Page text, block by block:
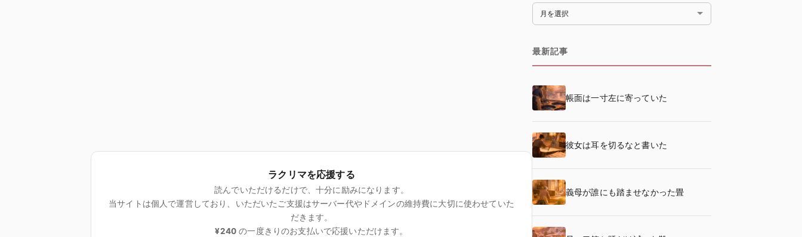
ラクリマを応援する
読んでいただけるだけで、十分に励みになります。
当サイトは個人で運営しており、いただいたご支援はサーバー代やドメインの維持費に大切に使わせていた
だきます。
¥240 の一度きりのお支払いで応援いただけます。
月別アーカイブ
最新記事
帳面は一寸左に寄っていた
彼女は耳を切るなと書いた
義母が誰にも踏ませなかった畳